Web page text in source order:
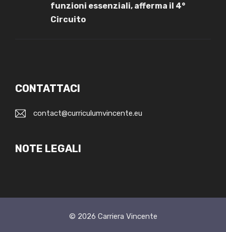
funzioni essenziali, afferma il 4°
Circuito
CONTATTACI
contact@curriculumvincente.eu
NOTE LEGALI
© 2026 Carriera Vincente